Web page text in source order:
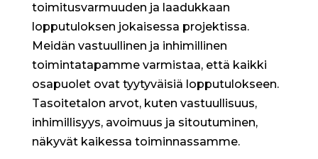
toimitusvarmuuden ja laadukkaan
lopputuloksen jokaisessa projektissa.
Meidän vastuullinen ja inhimillinen
toimintatapamme varmistaa, että kaikki
osapuolet ovat tyytyväisiä lopputulokseen.
Tasoitetalon arvot, kuten vastuullisuus,
inhimillisyys, avoimuus ja sitoutuminen,
näkyvät kaikessa toiminnassamme.